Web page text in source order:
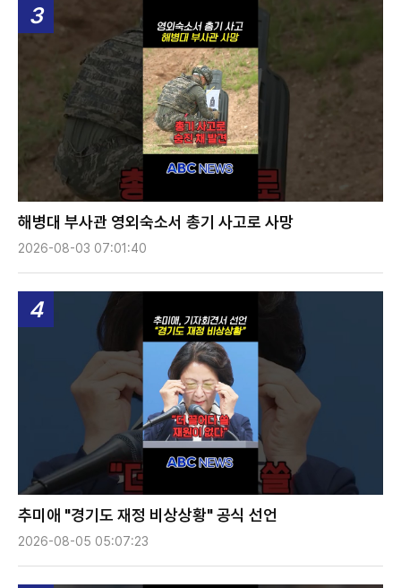
3
해병대 부사관 영외숙소서 총기 사고로 사망
2026-08-03 07:01:40
4
추미애 "경기도 재정 비상상황" 공식 선언
2026-08-05 05:07:23